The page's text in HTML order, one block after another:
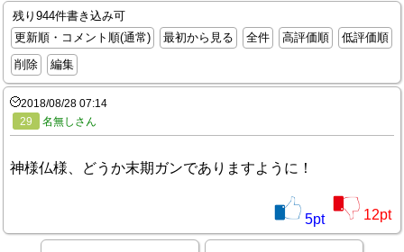
残り944件書き込み可
更新順・コメント順(通常)
最初から見る 全件 高評価順
低評価順
削除
編集
2018/08/28 07:14
29
名無しさん
神様仏様、どうか末期ガンでありますように！
5pt 12pt